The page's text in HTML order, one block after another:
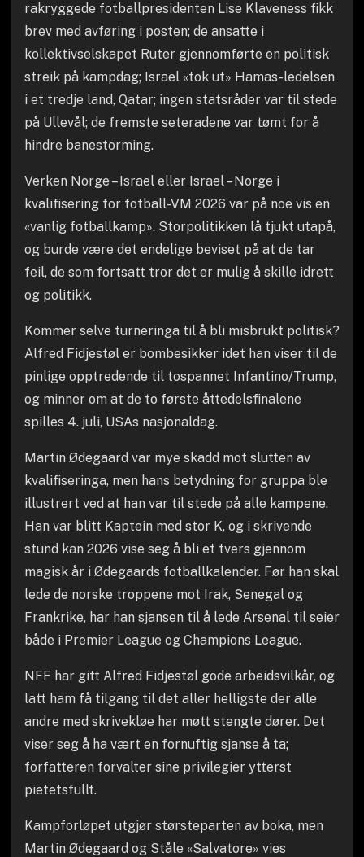
rakryggede fotballpresidenten Lise Klaveness fikk
brev med avføring i posten; de ansatte i
kollektivselskapet Ruter gjennomførte en politisk
streik på kampdag; Israel «tok ut» Hamas-ledelsen
i et tredje land, Qatar; ingen statsråder var til stede
på Ullevål; de fremste seteradene var tømt for å
hindre banestorming.
Verken Norge – Israel eller Israel – Norge i
kvalifisering for fotball-VM 2026 var på noe vis en
«vanlig fotballkamp». Storpolitikken lå tjukt utapå,
og burde være det endelige beviset på at de tar
feil, de som fortsatt tror det er mulig å skille idrett
og politikk.
Kommer selve turneringa til å bli misbrukt politisk?
Alfred Fidjestøl er bombesikker idet han viser til de
pinlige opptredende til tospannet Infantino/Trump,
og minner om at de to første åttedelsfinalene
spilles 4. juli, USAs nasjonaldag.
Martin Ødegaard var mye skadd mot slutten av
kvalifiseringa, men hans betydning for gruppa ble
illustrert ved at han var til stede på alle kampene.
Han var blitt Kaptein med stor K, og i skrivende
stund kan 2026 vise seg å bli et tvers gjennom
magisk år i Ødegaards fotballkalender. Før han skal
lede de norske troppene mot Irak, Senegal og
Frankrike, har han sjansen til å lede Arsenal til seier
både i Premier League og Champions League.
NFF har gitt Alfred Fidjestøl gode arbeidsvilkår, og
latt ham få tilgang til det aller helligste der alle
andre med skrivekløe har møtt stengte dører. Det
viser seg å ha vært en fornuftig sjanse å ta;
forfatteren forvalter sine privilegier ytterst
pietetsfullt.
Kampforløpet utgjør størsteparten av boka, men
Martin Ødegaard og Ståle «Salvatore» vies